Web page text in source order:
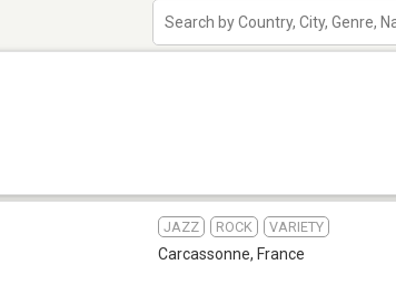
JAZZ ROCK VARIETY
Carcassonne, France